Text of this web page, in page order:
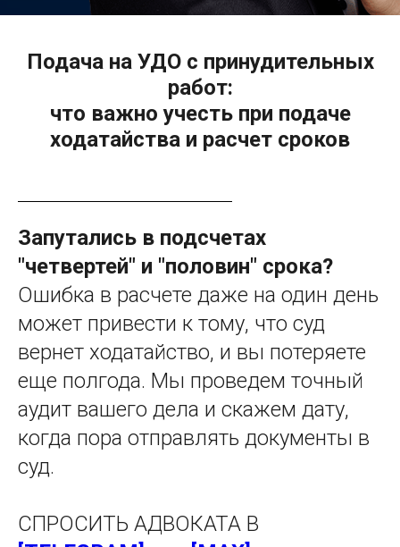
Подача на УДО с принудительных
работ:
что важно учесть при подаче
ходатайства и расчет сроков
Запутались в подсчетах
"четвертей" и "половин" срока?
Ошибка в расчете даже на один день
может привести к тому, что суд
вернет ходатайство, и вы потеряете
еще полгода. Мы проведем точный
аудит вашего дела и скажем дату,
когда пора отправлять документы в
суд.
СПРОСИТЬ АДВОКАТА В